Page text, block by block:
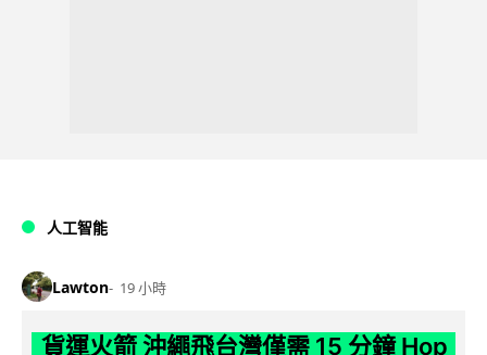
人工智能
Lawton 19 小時
貨運火箭 沖繩飛台灣僅需 15 分鐘 Hop